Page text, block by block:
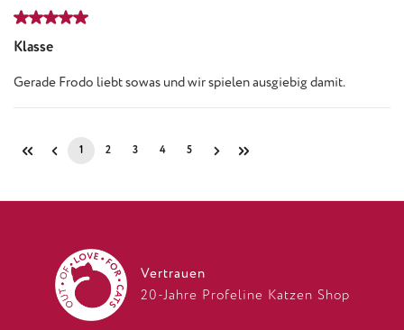
Bewertung mit 5 von 5 Sternen
Klasse
Gerade Frodo liebt sowas und wir spielen ausgiebig damit.
Seite
1 Seite
2 Seite
3 Seite
4 Seite
5
Vertrauen
20-Jahre Profeline Katzen Shop